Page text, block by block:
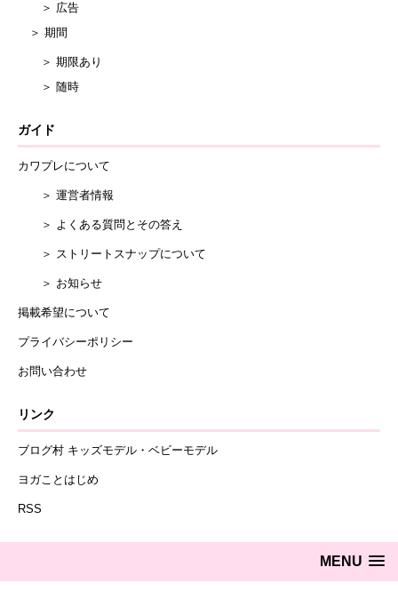
＞ 広告
＞ 期間
＞ 期限あり
＞ 随時
ガイド
カワプレについて
＞ 運営者情報
＞ よくある質問とその答え
＞ ストリートスナップについて
＞ お知らせ
掲載希望について
プライバシーポリシー
お問い合わせ
リンク
ブログ村 キッズモデル・ベビーモデル
ヨガことはじめ
RSS
MENU